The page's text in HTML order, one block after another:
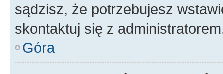
sądzisz, że potrzebujesz
skontaktuj się z
Góra